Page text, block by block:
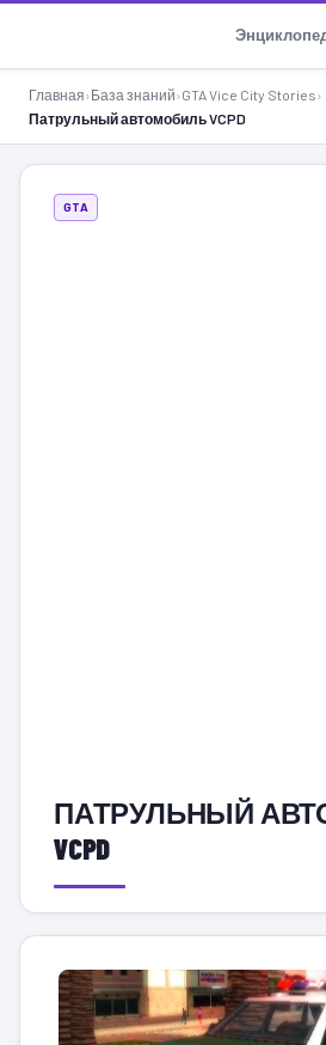
Главная›База знаний›GTA Vice City Stories›
Патрульный автомобиль VCPD
GTA
ПАТРУЛЬНЫЙ
VCPD